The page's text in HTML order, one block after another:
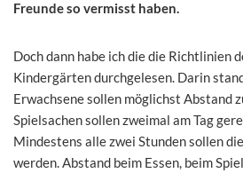
Freunde so vermisst haben.
Doch dann habe ich die die Richtlinien
Kindergärten durchgelesen. Darin
Erwachsene sollen möglichst Abstand
Spielsachen sollen zweimal am Tag
Mindestens alle zwei Stunden sollen
werden. Abstand beim Essen, beim